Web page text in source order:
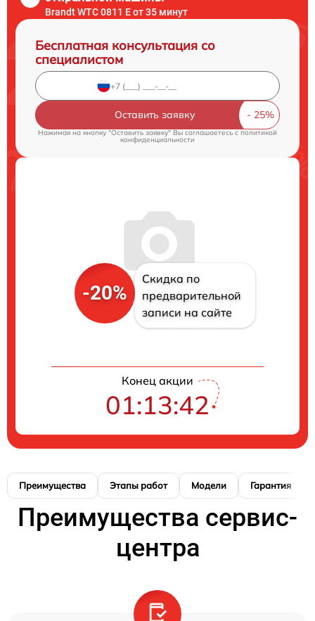
Brandt WTC 0811 E от 35 минут
Бесплатная консультация со
специалистом
Оставить заявку
Нажимая на кнопку "Оставить заявку" Вы соглашаетесь c политикой
конфиденциальности
-20%
Скидка по
предварительной
записи на сайте
Конец акции
01:13:41
Преимущества Этапы работ Модели Гарантия
Преимущества сервис-
центра